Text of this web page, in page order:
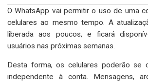
O WhatsApp vai permitir o uso de uma
celulares ao mesmo tempo. A
liberada aos poucos, e ficará
usuários nas próximas semanas.
Desta forma, os celulares poderão se
independente à conta. Mensagens,